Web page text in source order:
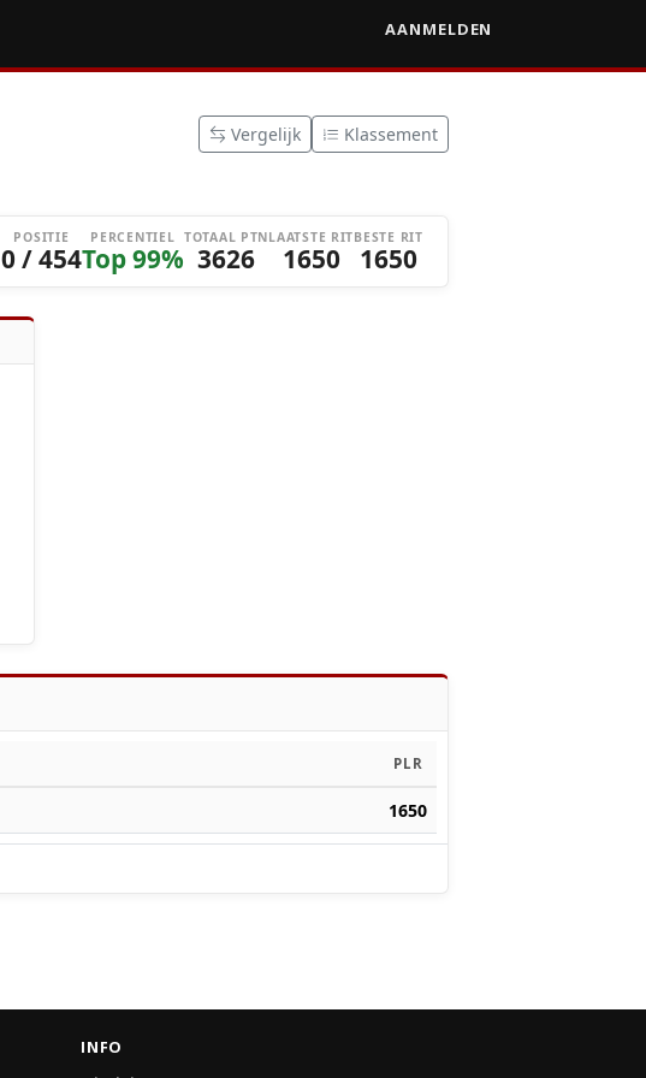
AANMELDEN
Vergelijk Klassement
POSITIE
0 / 454
PERCENTIEL
Top 99%
TOTAAL PTN
3626
LAATSTE RIT
1650
BESTE RIT
1650
PLR
1650
INFO